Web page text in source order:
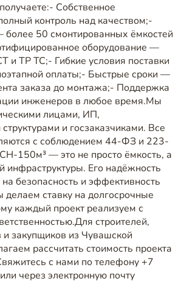
Собственное
контроль над качеством;-
50 смонтированных ёмкостей
оборудование —
и ТР ТС;- Гибкие условия поставки
оплаты;- Быстрые сроки —
заказа до монтажа;- Поддержка
инженеров в любое время.Мы
лицами, ИП,
и госзаказчиками. Все
с соблюдением 44-ФЗ и 223-
150м³ — это не просто ёмкость, а
инфраструктуры. Его надёжность
безопасность и эффективность
делаем ставку на долгосрочные
каждый проект реализуем с
строителей,
закупщиков из Чувашской
рассчитать стоимость проекта
с нами по телефону +7
через электронную почту